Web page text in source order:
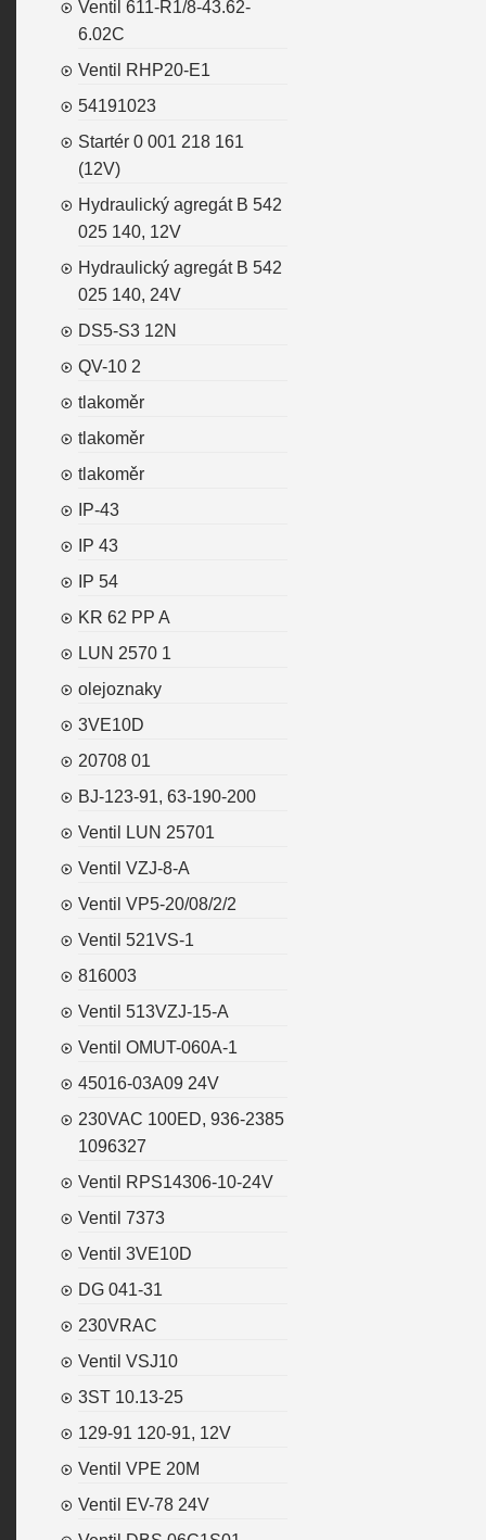
Ventil 611-R1/8-43.62-
6.02C
Ventil RHP20-E1
54191023
Startér 0 001 218 161
(12V)
Hydraulický agregát B 542
025 140, 12V
Hydraulický agregát B 542
025 140, 24V
DS5-S3 12N
QV-10 2
tlakoměr
tlakoměr
tlakoměr
IP-43
IP 43
IP 54
KR 62 PP A
LUN 2570 1
olejoznaky
3VE10D
20708 01
BJ-123-91, 63-190-200
Ventil LUN 25701
Ventil VZJ-8-A
Ventil VP5-20/08/2/2
Ventil 521VS-1
816003
Ventil 513VZJ-15-A
Ventil OMUT-060A-1
45016-03A09 24V
230VAC 100ED, 936-2385
1096327
Ventil RPS14306-10-24V
Ventil 7373
Ventil 3VE10D
DG 041-31
230VRAC
Ventil VSJ10
3ST 10.13-25
129-91 120-91, 12V
Ventil VPE 20M
Ventil EV-78 24V